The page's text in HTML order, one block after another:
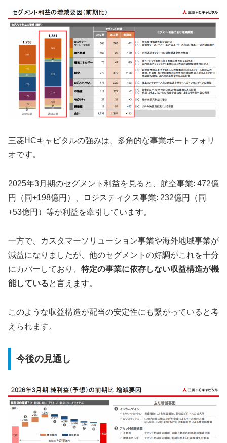
三菱HCキャピタルの強みは、多角的な事業ポートフォリ
オです。
2025年3月期のセグメント利益を見ると、航空事業: 472億
円（同+198億円）、ロジスティクス事業: 232億円（同
+53億円）等が利益を牽引しています。
一方で、カスタマーソリューション事業や海外地域事業が
減益になりましたが、他のセグメントの好調がこれを十分
にカバーしており、 特定の事業に依存しない収益構造が機
能していると言えます。
このような収益構造が配当の安定性にも繋がっていると考
えられます。
今後の見通し